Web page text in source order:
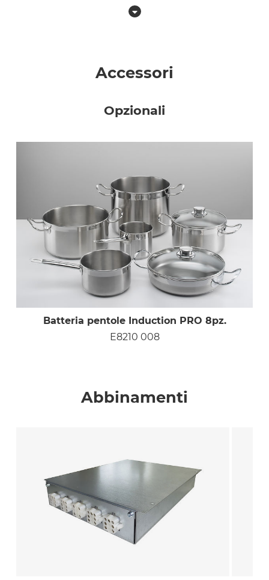
Accessori
Opzionali
Batteria pentole Induction PRO 8pz.
E8210 008
Abbinamenti